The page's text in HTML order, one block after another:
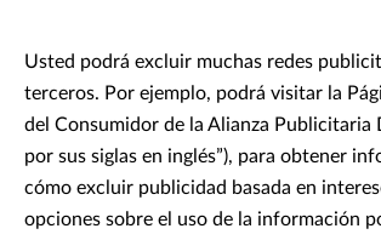
Usted podrá excluir muchas redes
terceros. Por ejemplo, podrá visitar la
del Consumidor de la Alianza Publicitaria
por sus siglas en inglés”), para obtener
cómo excluir publicidad basada en
opciones sobre el uso de la información